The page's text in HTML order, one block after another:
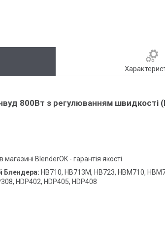
800Вт з регулюванням швидкості
BlenderOK - гарантія якості
Блендера: HB710, HB713M, HB723, HBM710,
HDP402, HDP405, HDP408